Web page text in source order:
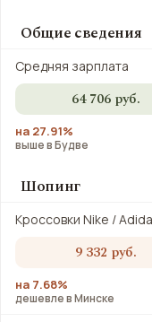
Общие сведения
Средняя зарплата
64 706 руб.
на 27.91%
выше в Будве
Шопинг
Кроссовки Nike /
9 332 руб.
на 7.68%
дешевле в Минске